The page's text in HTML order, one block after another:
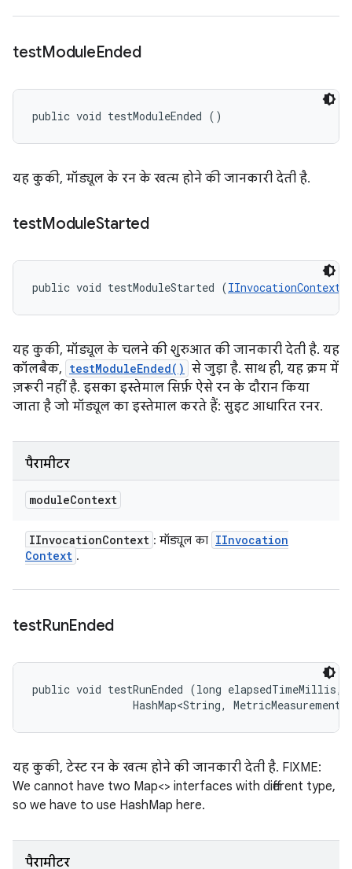
testModuleEnded
public void testModuleEnded ()
यह कुकी, मॉड्यूल के रन के खत्म होने की जानकारी देती है.
testModuleStarted
public void testModuleStarted (IInvocationContext
यह कुकी, मॉड्यूल के चलने की शुरुआत की जानकारी देती है. यह
कॉलबैक, testModuleEnded() से जुड़ा है. साथ ही, यह क्रम में
ज़रूरी नहीं है. इसका इस्तेमाल सिर्फ़ ऐसे रन के दौरान किया
जाता है जो मॉड्यूल का इस्तेमाल करते हैं: सुइट आधारित रनर.
पैरामीटर
moduleContext
IInvocationContext : मॉड्यूल का IInvocation
Context .
testRunEnded
public void testRunEnded (long elapsedTimeMillis,
HashMap<String,
यह कुकी, टेस्ट रन के खत्म होने की जानकारी देती है. FIXME:
We cannot have two Map<> interfaces with different type,
so we have to use HashMap here.
पैरामीटर